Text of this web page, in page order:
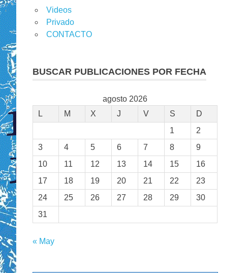
Videos
Privado
CONTACTO
BUSCAR PUBLICACIONES POR FECHA
agosto 2026
L
M X J V S
D
1
2
3
4 5 6 7 8
9
10
11 12 13 14 15
16
17
18 19 20 21 22
23
24
25 26 27 28 29
30
31
« May